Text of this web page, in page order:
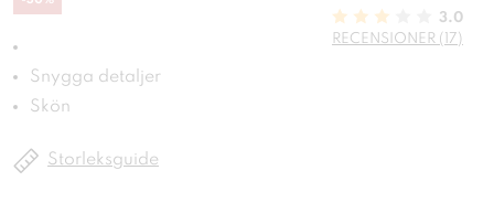
Snygga detaljer
Skön
3.0
RECENSIONER (17)
Storleksguide